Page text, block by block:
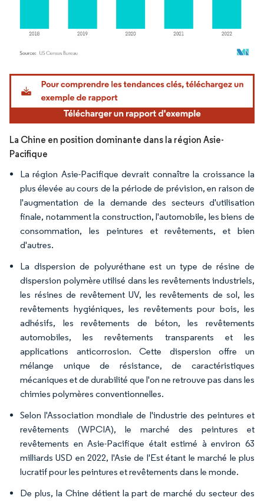
Image © Mordor Intelligence. La réutilisation nécessite une attribution sous CC BY
La Chine en position dominante dans la région Asie-
Pacifique
La région Asie-Pacifique devrait connaître la croissance la
plus élevée au cours de la période de prévision, en raison de
l'augmentation de la demande des secteurs d'utilisation
finale, notamment la construction, l'automobile, les biens de
consommation, les peintures et revêtements, et bien
d'autres.
La dispersion de polyuréthane est un type de résine de
dispersion polymère utilisé dans les revêtements industriels,
les résines de revêtement UV, les revêtements de sol, les
revêtements hygiéniques, les revêtements pour bois, les
adhésifs, les revêtements de béton, les revêtements
automobiles, les revêtements transparents et les
applications anticorrosion. Cette dispersion offre un
mélange unique de résistance, de caractéristiques
mécaniques et de durabilité que l'on ne retrouve pas dans les
chimies polymères conventionnelles.
Selon l'Association mondiale de l'industrie des peintures et
revêtements (WPCIA), le marché des peintures et
revêtements en Asie-Pacifique était estimé à environ 63
milliards USD en 2022, l'Asie de l'Est étant le marché le plus
lucratif pour les peintures et revêtements dans le monde.
De plus, la Chine détient la part de marché du secteur des